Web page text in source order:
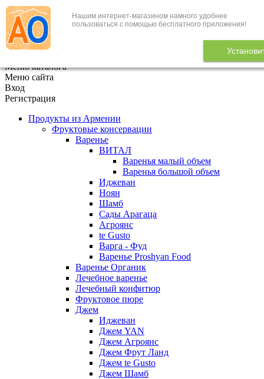
Нашим интернет-магазином намного удобнее
пользоваться с помощью бесплатного приложения!
+7 (495) 646-888-1
В корзине 0
Меню каталога
Меню сайта
Вход
Регистрация
Продукты из Армении
Фруктовые консервации
Варенье
ВИТАЛ
Варенья малый объем
Варенья большой объем
Иджеван
Ноян
Шамб
Сады Арагаца
Агроянс
te Gusto
Варга - Фуд
Варенье Proshyan Food
Варенье Органик
Лечебное варенье
Лечебный конфитюр
Фруктовое пюре
Джем
Иджеван
Джем YAN
Джем Агроянс
Джем Фрут Ланд
Джем te Gusto
Джем Шамб